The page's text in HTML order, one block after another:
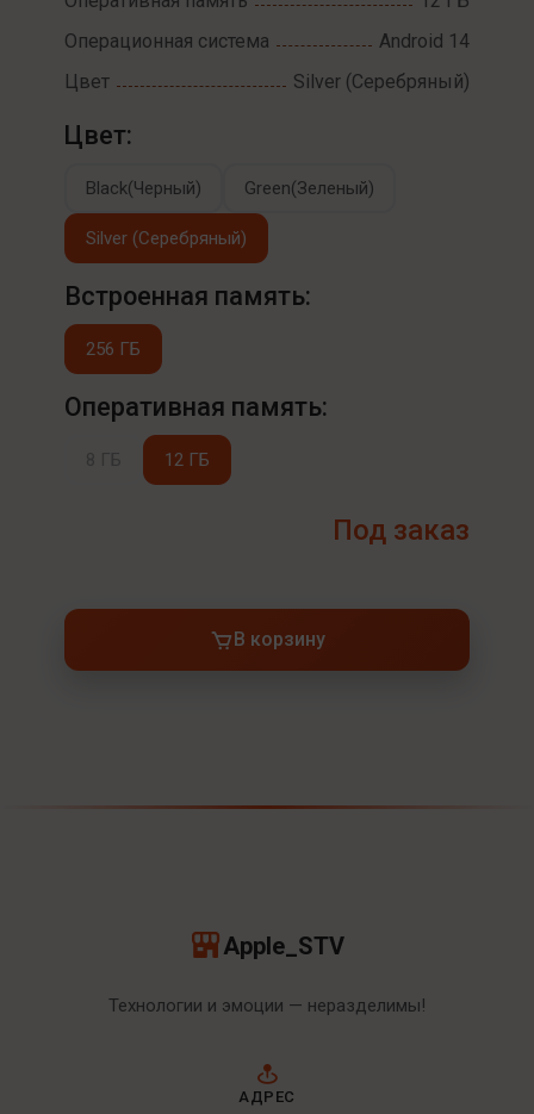
Операционная система
Android 14
Цвет
Silver (Серебряный)
Цвет:
Black(Черный) Green(Зеленый)
Silver (Серебряный)
Встроенная память:
256 ГБ
Оперативная память:
12 ГБ
Под заказ
В корзину
Apple_STV
Технологии и эмоции — неразделимы!
АДРЕС